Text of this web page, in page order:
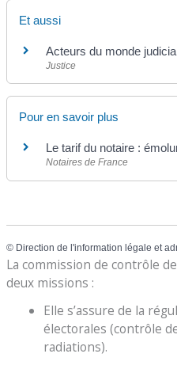
Et aussi
Acteurs du monde
Justice
Pour en savoir plus
Le tarif du notaire :
Notaires de France
© Direction de l'information légale et
La commission de contrôle
deux missions :
Elle s’assure de la
électorales (contrôle
radiations).